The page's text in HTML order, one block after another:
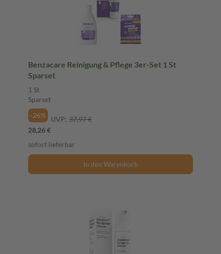
Benzacare Reinigung & Pflege 3er-Set 1 St
Sparset
1 St
Sparset
-26%
UVP: 37,97 €
28,26 €
sofort lieferbar
In den Warenkorb